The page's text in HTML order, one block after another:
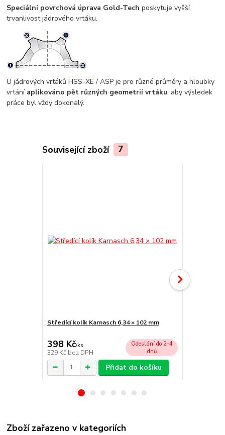
Speciální povrchová úprava Gold-Tech poskytuje vyšší
trvanlivost jádrového vrtáku.
U jádrových vrtáků HSS-XE / ASP je pro různé průměry a hloubky
vrtání aplikováno pět různých geometrií vrtáku, aby výsledek
práce byl vždy dokonalý.
Související zboží 7
Středící kolík Karnasch 6,34 × 102 mm
398 Kč/ks
329 Kč bez DPH
Odeslání do 2-4
dnů
Přidat do košíku
Zboží zařazeno v kategoriích